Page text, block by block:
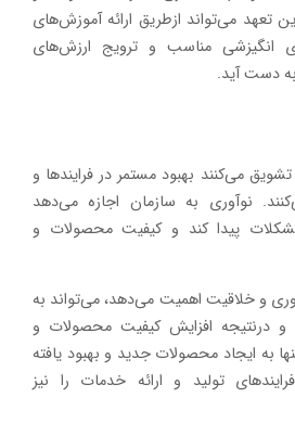
تعهد می‌تواند ازطریق ارائه آموزش‌های
انگیزشی مناسب و ترویج ارزش‌های
دست آید.
می‌کنند بهبود مستمر در فرایندها و
نوآوری به سازمان اجازه می‌دهد
پیدا کند و کیفیت محصولات و
و خلاقیت اهمیت می‌دهد، می‌تواند به
و درنتیجه افزایش کیفیت محصولات و
به ایجاد محصولات جدید و بهبود یافته
تولید و ارائه خدمات را نیز